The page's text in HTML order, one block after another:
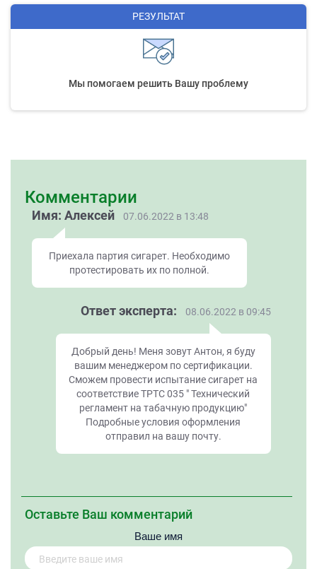
РЕЗУЛЬТАТ
Мы помогаем решить Вашу проблему
Комментарии
Имя: Алексей 07.06.2022 в 13:48
Приехала партия сигарет. Необходимо
протестировать их по полной.
Ответ эксперта: 08.06.2022 в 09:45
Добрый день! Меня зовут Антон, я буду
вашим менеджером по сертификации.
Сможем провести испытание сигарет на
соответствие ТРТС 035 " Технический
регламент на табачную продукцию"
Подробные условия оформления
отправил на вашу почту.
Оставьте Ваш комментарий
Ваше имя